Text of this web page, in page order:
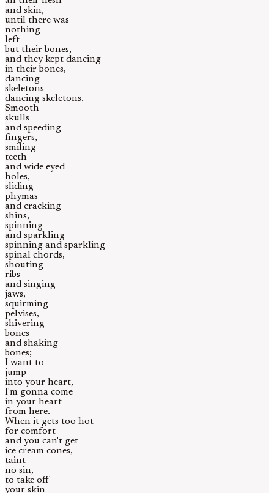
and skin,
until there was
nothing
left
but their bones,
and they kept dancing
in their bones,
dancing
skeletons
dancing skeletons.
Smooth
skulls
and speeding
fingers,
smiling
teeth
and wide eyed
holes,
sliding
phymas
and cracking
shins,
spinning
and sparkling
spinning and sparkling
spinal chords,
shouting
ribs
and singing
jaws,
squirming
pelvises,
shivering
bones
and shaking
bones;
I want to
jump
into your heart,
I'm gonna come
in your heart
from here.
When it gets too hot
for comfort
and you can't get
ice cream cones,
taint
no sin,
to take off
your skin